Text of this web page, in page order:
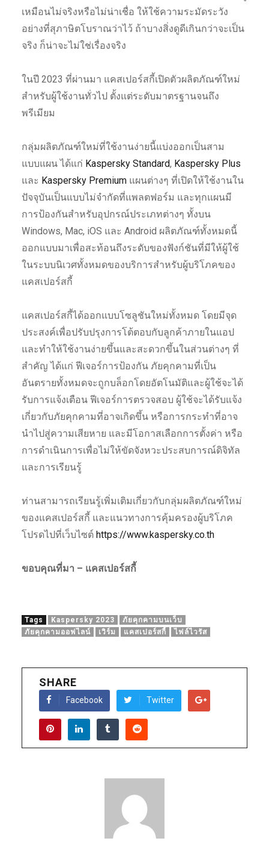
เหมือนไม่จริงหรือไม่น่าเชื่อ ให้ใช้ความระมัดระวัง
อย่างที่สุภาษิตโบราณว่าไว้ ถ้าบางสิ่งดูดีเกินกว่าจะเป็น
จริง ก็น่าจะไม่ใช่เรื่องจริง
ในปี 2023 ที่ผ่านมา แคสเปอร์สกี้เปิดตัวผลิตภัณฑ์ใหม่
สำหรับผู้ใช้งานทั่วไป ตั้งแต่ระดับมาตรฐานจนถึง
พรีเมียม
กลุ่มผลิตภัณฑ์ใหม่ที่ใช้งานง่ายนี้แบ่งออกเป็นสาม
แบบแผน ได้แก่ Kaspersky Standard, Kaspersky Plus
และ Kaspersky Premiumแผนต่างๆ ที่เปิดให้ใช้งานใน
ปัจจุบันเป็นแบบไม่จำกัดที่แพลตฟอร์ม และทุกแผนมี
การป้องกันสำหรับอุปกรณ์ประเภทต่างๆ ทั้งบน
Windows, Mac, iOS และ Android ผลิตภัณฑ์ทั้งหมดนี้
ออกแบบมาเพื่อสะท้อนถึงระดับของฟังก์ชันที่มีให้ผู้ใช้
ในระบบนิเวศทั้งหมดของบริการสำหรับผู้บริโภคของ
แคสเปอร์สกี้
แคสเปอร์สกี้ได้ออกแบบโซลูชันใหม่ทั้งหมด โดยมีจุด
ประสงค์เพื่อปรับปรุงการโต้ตอบกับลูกค้าภายในแอป
และทำให้ใช้งานง่ายขึ้นและสะดวกขึ้นในส่วนต่างๆ ที่
สำคัญ ได้แก่ ฟีเจอร์การป้องกัน ภัยคุกคามที่เป็น
อันตรายทั้งหมดจะถูกบล็อกโดยอัตโนมัติและผู้ใช้จะได้
รับการแจ้งเตือน ฟีเจอร์การตรวจสอบ ผู้ใช้จะได้รับแจ้ง
เกี่ยวกับภัยคุกคามที่อาจเกิดขึ้น หรือการกระทำที่อาจ
นำไปสู่ความเสียหาย และมีโอกาสเลือกการตั้งค่า หรือ
การดำเนินการเพื่อไม่ให้ขัดจังหวะประสบการณ์ดิจิทัล
และการเรียนรู้
ท่านสามารถเรียนรู้เพิ่มเติมเกี่ยวกับกลุ่มผลิตภัณฑ์ใหม่
ของแคสเปอร์สกี้ และแนวทางการคุ้มครองผู้บริโภค
โปรดไปที่เว็บไซต์ https://www.kaspersky.co.th
ขอบคุณที่มา – แคสเปอร์สกี้
Tags Kaspersky 2023
ภัยคุกคามบนเว็บ
ภัยคุกคามออฟไลน์
เวิร์ม แคสเปอร์สกี้ ไฟล์ไวรัส
SHARE
Facebook Twitter